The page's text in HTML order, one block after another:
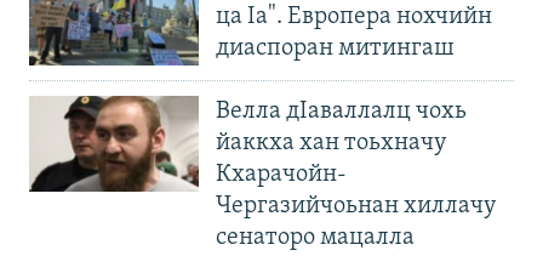
ца Iа". Европера нохчийн
диаспоран митингаш
Велла дIаваллалц чохь
йаккха хан тоьхначу
Кхарачойн-
Чергазийчоьнан хиллачу
сенаторо мацалла